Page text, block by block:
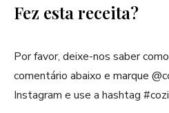
Fez esta receita?
Por favor, deixe-nos saber
comentário abaixo e marque
Instagram e use a hashtag